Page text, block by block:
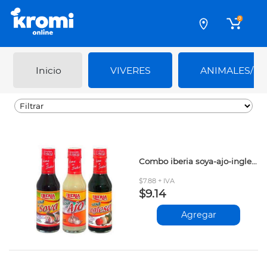
0
Inicio VIVERES ANIMALES/
Combo iberia soya-ajo-inglesa 300ml
$7.88 + IVA
$9.14
Agregar